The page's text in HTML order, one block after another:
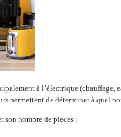
à l’électrique (chauffage,
permettent de déterminer à quel
son nombre de pièces ;